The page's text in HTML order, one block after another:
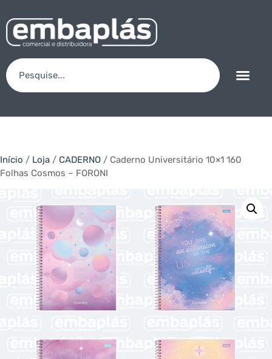
Início / Loja / CADERNO / Caderno Universitário 10×1 160
Folhas Cosmos – FORONI